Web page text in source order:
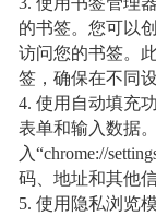
的书签。您可以
访问您的书签。
签，确保在不同
4. 使用自动填充
表单和输入数据
入“chrome://
码、地址和其他信
5. 使用隐私浏览